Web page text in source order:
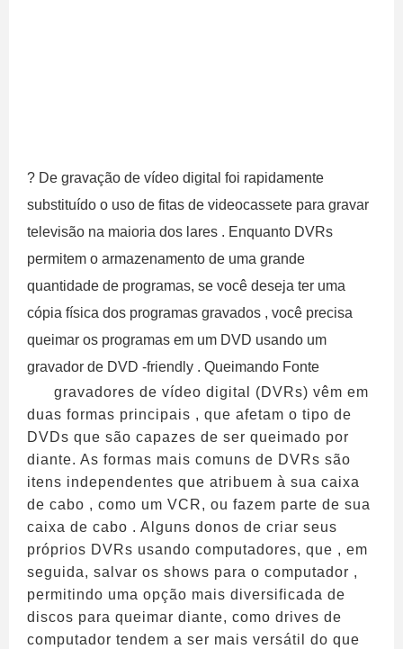
? De gravação de vídeo digital foi rapidamente
substituído o uso de fitas de videocassete para gravar
televisão na maioria dos lares . Enquanto DVRs
permitem o armazenamento de uma grande
quantidade de programas, se você deseja ter uma
cópia física dos programas gravados , você precisa
queimar os programas em um DVD usando um
gravador de DVD -friendly . Queimando Fonte
gravadores de vídeo digital (DVRs) vêm em
duas formas principais , que afetam o tipo de
DVDs que são capazes de ser queimado por
diante. As formas mais comuns de DVRs são
itens independentes que atribuem à sua caixa
de cabo , como um VCR, ou fazem parte de sua
caixa de cabo . Alguns donos de criar seus
próprios DVRs usando computadores, que , em
seguida, salvar os shows para o computador ,
permitindo uma opção mais diversificada de
discos para queimar diante, como drives de
computador tendem a ser mais versátil do que